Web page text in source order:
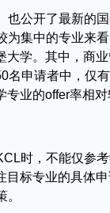
也公开了最新的
为集中的专业来
大学。其中，商
名申请者中，仅
专业的offer率相对
时，不能仅参
目标专业的具体